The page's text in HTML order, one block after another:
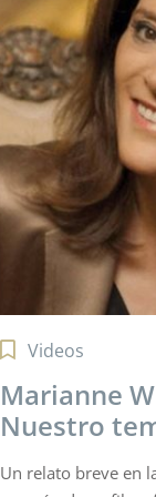
Notas
Marianne
Guía espiritual,
conferencista